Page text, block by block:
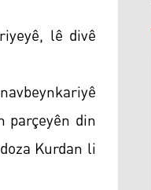
lê divê
din
Kurdan li